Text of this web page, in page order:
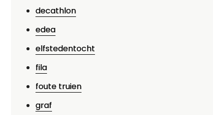
decathlon
edea
elfstedentocht
fila
foute truien
graf